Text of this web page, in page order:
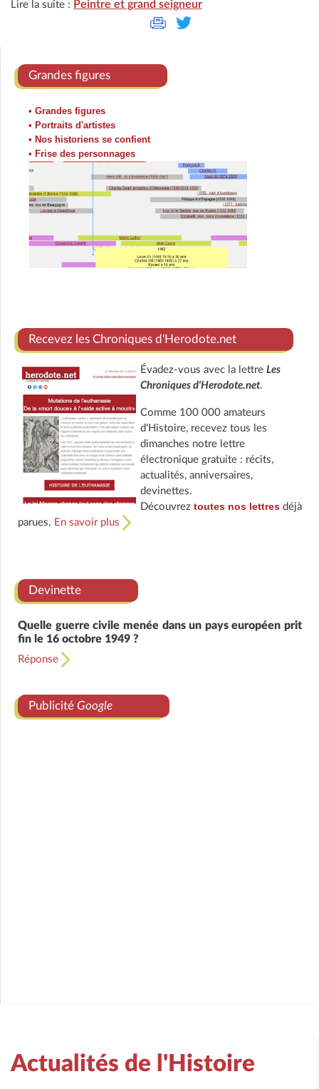
Lire la suite : Peintre et grand seigneur
Grandes figures
• Grandes figures
• Portraits d'artistes
• Nos historiens se confient
• Frise des personnages
Recevez les Chroniques d'Herodote.net
Évadez-vous avec la lettre Les
Chroniques d'Herodote.net.
Comme 100 000 amateurs
d'Histoire, recevez tous les
dimanches notre lettre
électronique gratuite : récits,
actualités, anniversaires,
devinettes.
Découvrez toutes nos lettresdéjà
parues. En savoir plus
Devinette
Quelle guerre civile menée dans un pays européen prit
fin le 16 octobre 1949 ?
Réponse
Publicité Google
Actualités de l'Histoire